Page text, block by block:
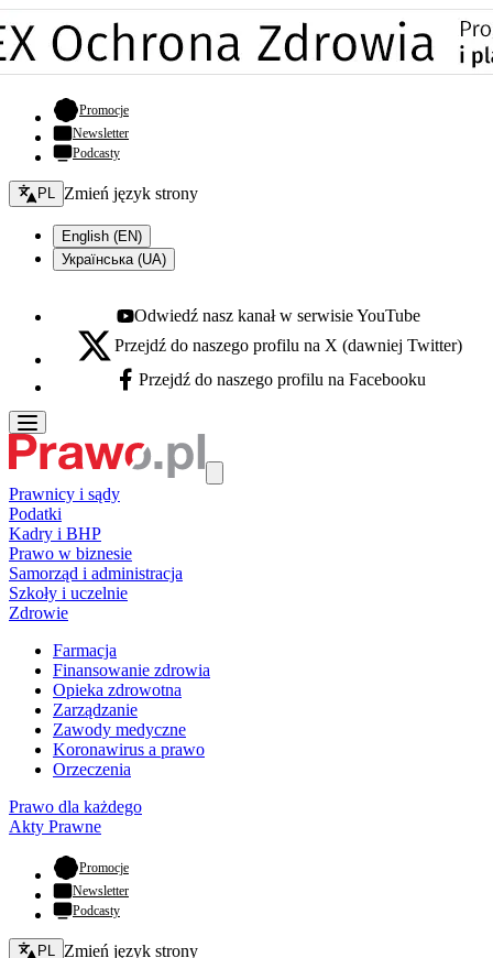
Promocje- otwiera się w nowej karcie
Newsletter
Podcasty
Zmień język - bieżący:
PL Zmień język strony
English (EN)
Українська (UA)
Youtube - otwiera się w nowej karcie
Odwiedź nasz kanał w serwisie YouTube
X - otwiera się w nowej karcie
Przejdź do naszego profilu na X (dawniej Twitter)
Facebook - otwiera się w nowej karcie
Przejdź do naszego profilu na Facebooku
Prawnicy i sądy
Podatki
Kadry i BHP
Prawo w biznesie
Samorząd i administracja
Szkoły i uczelnie
Zdrowie
Farmacja
Finansowanie zdrowia
Opieka zdrowotna
Zarządzanie
Zawody medyczne
Koronawirus a prawo
Orzeczenia
Prawo dla każdego
Akty Prawne
Promocje- otwiera się w nowej karcie
Newsletter
Podcasty
Zmień język - bieżący:
PL Zmień język strony